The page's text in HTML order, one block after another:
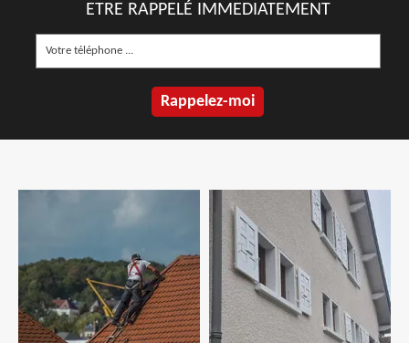
ETRE RAPPELÉ IMMEDIATEMENT